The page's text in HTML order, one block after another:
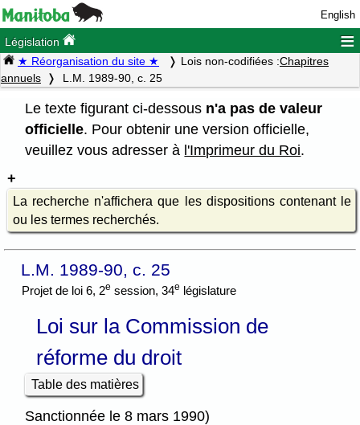
English
Législation ≡
★ Réorganisation du site ★ Lois non-codifiées :Chapitres
annuels
L.M. 1989-90, c. 25
Le texte figurant ci-dessous n'a pas de valeur
officielle. Pour obtenir une version officielle,
veuillez vous adresser à l'Imprimeur du Roi.
La recherche n'affichera que les dispositions contenant le
ou les termes recherchés.
L.M. 1989-90, c. 25
Projet de loi 6, 2e session, 34e législature
Loi sur la Commission de
réforme du droit
Table des matières
Sanctionnée le 8 mars 1990)